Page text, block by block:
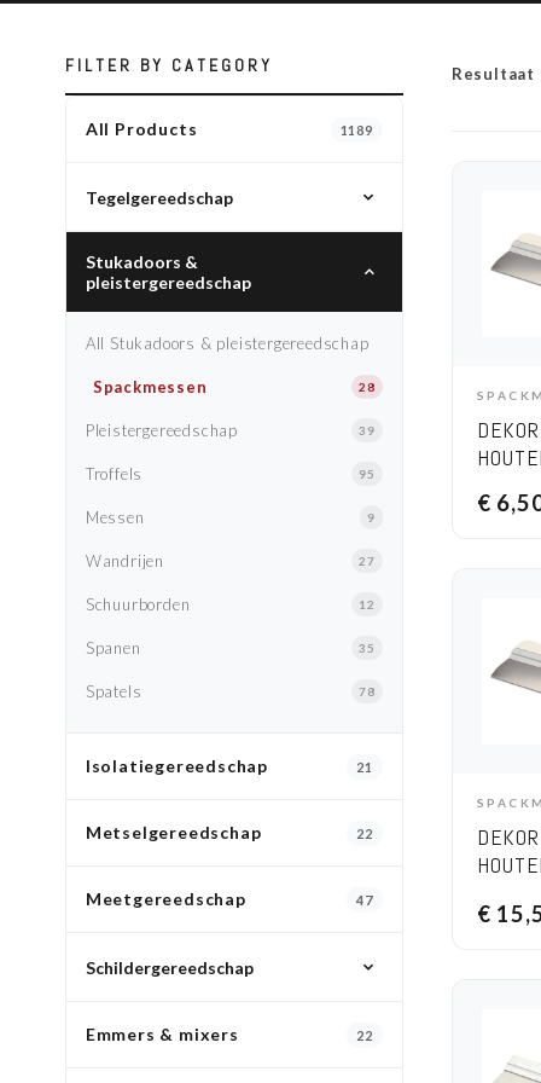
FILTER BY CATEGORY
All Products 1189
Tegelgereedschap
All Tegelgereedschap
Stukadoors &
pleistergereedschap
All Stukadoors & pleistergereedschap
Spackmessen 28
Pleistergereedschap 39
Troffels 95
Messen 9
Wandrijen 27
Schuurborden 12
Spanen 35
Spatels 78
Isolatiegereedschap 21
Metselgereedschap 22
Meetgereedschap 47
Schildergereedschap
All Schildergereedschap
Emmers & mixers 22
Resultaat
€
€